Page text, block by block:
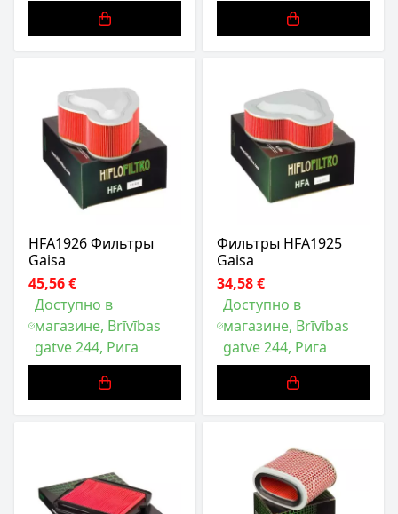
HFA1926 Фильтры
Gaisa
45,56 €
Доступно в
магазине, Brīvības
gatve 244, Рига
Фильтры HFA1925
Gaisa
34,58 €
Доступно в
магазине, Brīvības
gatve 244, Рига